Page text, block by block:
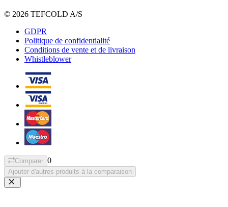
© 2026 TEFCOLD A/S
GDPR
Politique de confidentialité
Conditions de vente et de livraison
Whistleblower
Comparer 0
Ajouter d'autres produits à la comparaison